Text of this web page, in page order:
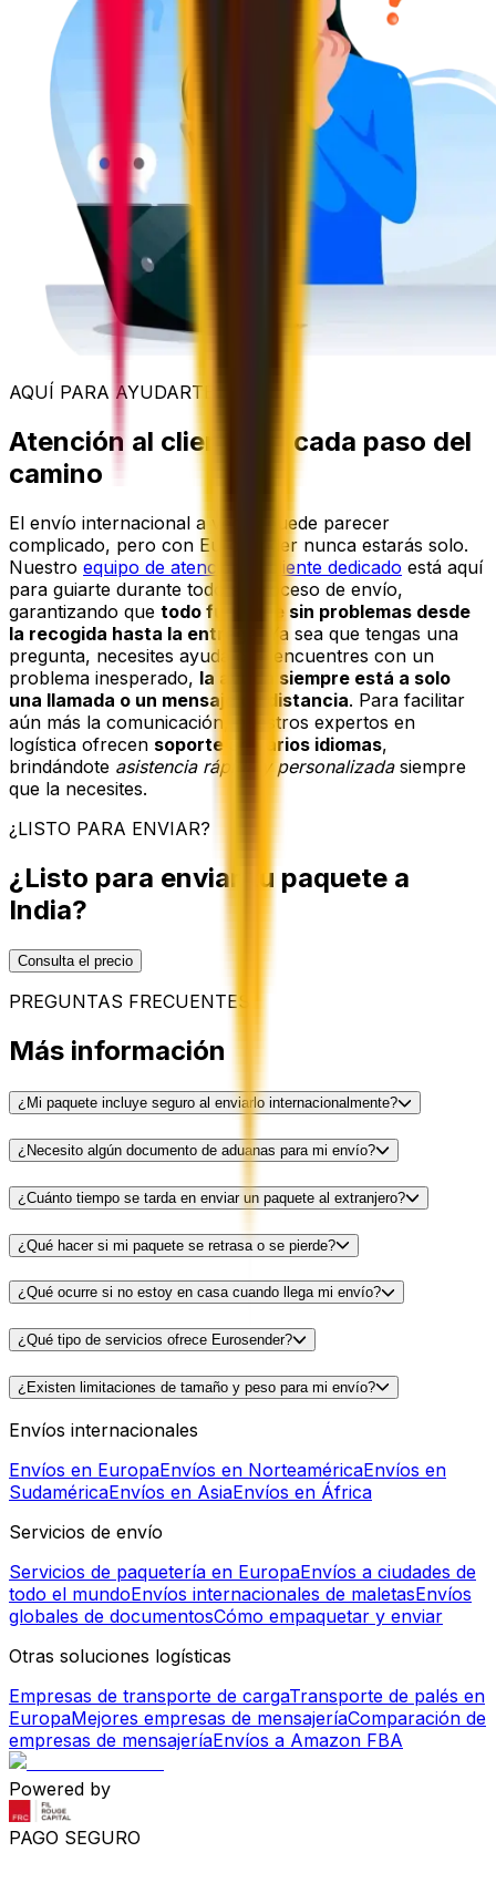
AQUÍ PARA AYUDARTE
Atención al cliente en cada paso del
camino
El envío internacional a veces puede parecer
complicado, pero con Eurosender nunca estarás solo.
Nuestro equipo de atención al cliente dedicado está aquí
para guiarte durante todo el proceso de envío,
garantizando que todo funcione sin problemas desde
la recogida hasta la entrega
. Ya sea que tengas una
pregunta, necesites ayuda o te encuentres con un
problema inesperado, la ayuda siempre está a solo
una llamada o un mensaje de distancia. Para facilitar
aún más la comunicación, nuestros expertos en
logística ofrecen soporte en varios idiomas,
brindándote asistencia rápida y personalizadasiempre
que la necesites.
¿LISTO PARA ENVIAR?
¿Listo para enviar tu paquete a
India?
Consulta el precio
PREGUNTAS FRECUENTES
Más información
¿Mi paquete incluye seguro al enviarlo internacionalmente?
¿Necesito algún documento de aduanas para mi envío?
¿Cuánto tiempo se tarda en enviar un paquete al extranjero?
¿Qué hacer si mi paquete se retrasa o se pierde?
¿Qué ocurre si no estoy en casa cuando llega mi envío?
¿Qué tipo de servicios ofrece Eurosender?
¿Existen limitaciones de tamaño y peso para mi envío?
Envíos internacionales
Envíos en EuropaEnvíos en NorteaméricaEnvíos en
SudaméricaEnvíos en AsiaEnvíos en África
Servicios de envío
Servicios de paquetería en EuropaEnvíos a ciudades de
todo el mundoEnvíos internacionales de maletasEnvíos
globales de documentosCómo empaquetar y enviar
Otras soluciones logísticas
Empresas de transporte de cargaTransporte de palés en
EuropaMejores empresas de mensajeríaComparación de
empresas de mensajeríaEnvíos a Amazon FBA
Powered by
PAGO SEGURO